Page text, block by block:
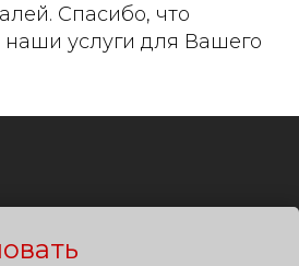
Спасибо, что
наши услуги для Вашего